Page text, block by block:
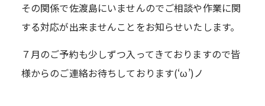
その関係で佐渡島にいませんのでご相談や作業に関
する対応が出来ませんことをお知らせいたします。
７月のご予約も少しずつ入ってきておりますので皆
様からのご連絡お待ちしております(‘ω’)ノ